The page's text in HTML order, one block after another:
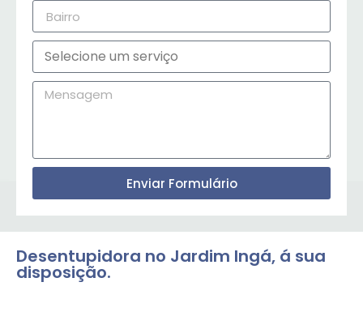
Enviar Formulário
Desentupidora no Jardim Ingá, á sua
disposição.